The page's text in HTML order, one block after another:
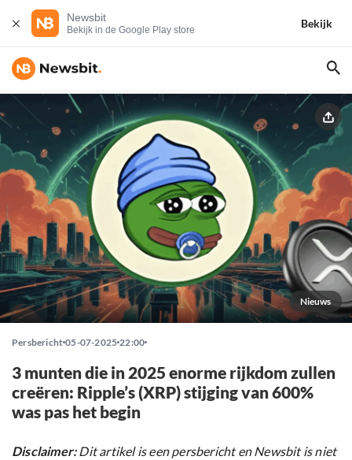
Newsbit
Bekijk in de Google Play store
Bekijk
Nieuws
Persbericht 05-07-2025 22:00
3 munten die in 2025 enorme rijkdom zullen
creëren: Ripple’s (XRP) stijging van 600%
was pas het begin
Disclaimer:Dit artikel is een persbericht en Newsbit is niet